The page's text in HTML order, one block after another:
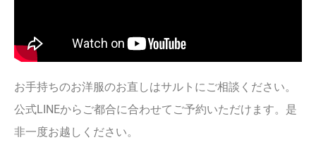
お手持ちのお洋服のお直しはサルトにご相談ください。
公式LINEからご都合に合わせてご予約いただけます。是
非一度お越しください。